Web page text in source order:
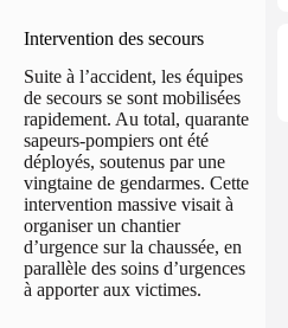
Intervention des secours
Suite à l’accident, les équipes
de secours se sont mobilisées
rapidement. Au total, quarante
sapeurs-pompiers ont été
déployés, soutenus par une
vingtaine de gendarmes. Cette
intervention massive visait à
organiser un chantier
d’urgence sur la chaussée, en
parallèle des soins d’urgences
à apporter aux victimes.